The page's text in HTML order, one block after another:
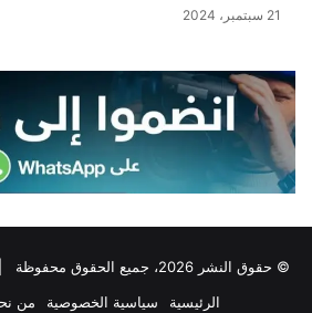
21 سبتمبر، 2024
© حقوق النشر 2026، جميع الحقوق محفوظة |
الرئيسية
سياسية الخصوصية من